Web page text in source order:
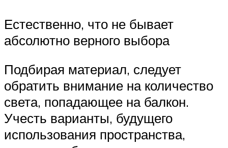
Естественно, что не бывает
абсолютно верного выбора
Подбирая материал, следует
обратить внимание на количество
света, попадающее на балкон.
Учесть варианты, будущего
использования пространства,